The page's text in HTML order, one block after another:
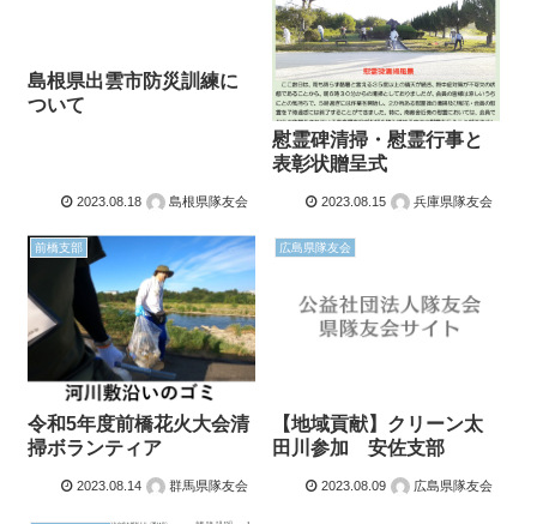
島根県出雲市防災訓練に
ついて
2023.08.18 島根県隊友会
慰霊碑清掃・慰霊行事と
表彰状贈呈式
2023.08.15 兵庫県隊友会
前橋支部
令和5年度前橋花火大会清
掃ボランティア
2023.08.14 群馬県隊友会
広島県隊友会
【地域貢献】クリーン太
田川参加 安佐支部
2023.08.09 広島県隊友会